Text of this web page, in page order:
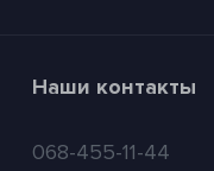
Наши контакты
068-455-11-44